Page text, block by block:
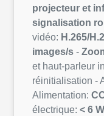
projecteur et
signalisation
vidéo: H.265/
images/s -
et haut-parleur
réinitialisation -
Alimentation:
électrique: < 6 W